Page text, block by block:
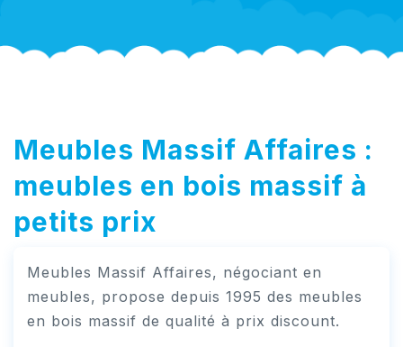
Meubles Massif Affaires :
meubles en bois massif à
petits prix
Meubles Massif Affaires, négociant en
meubles, propose depuis 1995 des meubles
en bois massif de qualité à prix discount.